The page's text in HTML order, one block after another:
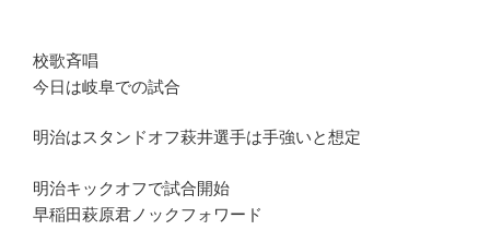
校歌斉唱
今日は岐阜での試合
明治はスタンドオフ萩井選手は手強いと想定
明治キックオフで試合開始
早稲田萩原君ノックフォワード